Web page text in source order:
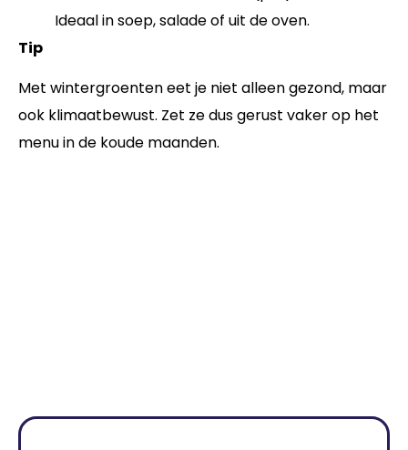
Ideaal in soep, salade of uit de oven.
Tip
Met wintergroenten eet je niet alleen gezond, maar
ook klimaatbewust. Zet ze dus gerust vaker op het
menu in de koude maanden.